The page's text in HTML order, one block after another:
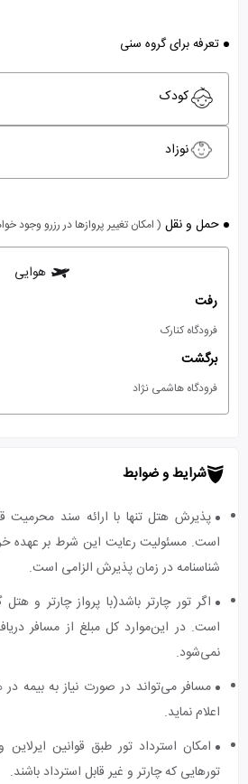
تعرفه برای گروه سنی
کودک
نوزاد
حمل و نقل ( امکان تغییر پروازها در رزرو وجود
هوایی
رفت
فرودگاه کنارک
برگشت
فرودگاه هاشمی نژاد
شرایط و ضوابط
پذیرش هتل تنها با ارائه سند محرمیت
است. مسئولیت رعایت این شرط بر عهده
شناسنامه در زمان پذیرش الزامی است.
اگر تور چارتر باشد(با پرواز چارتر و هتل
است. در این‌موارد کل مبلغ از مسافر
نمی‌شود.
مسافر می‌تواند در صورت نیاز به بیمه
اعلام نماید.
امکان استرداد تور طبق قوانین
تورهایی که چارتر و غیر قابل استرداد باشند.